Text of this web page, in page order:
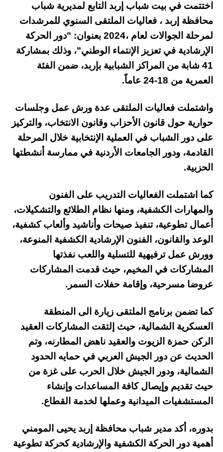
اختتمت في بيت شباب إربد التابع لمديرية شباب
محافظة إربد ، فعاليات الملتقى السنوي للمرشدات
لمرحلة الجوالات لعام ،2024 بعنوان: "دور الحركة
الإرشادية في تعزيز الإنتماء الوطني"، وذلك بمشاركة
41 شابة من المراكز الشبابية بإربد، ضمن الفئة
العمرية من 18-24 عاماً.
واشتملت فعاليات الملتقى عدة ورش عمل وجلسات
حوارية حول قانون الأحزاب وقانون الانتخاب، والتركيز
على دور الشباب في العملية الإنتخابية خلال المرحلة
القادمة، ودور الجامعات الأردنية في ممارسة أنشطتها
الحزبية.
كما اشتملت الفعاليات التدريب على الفنون
والمهارات الكشفية، ومنها نظام الطلائع والتشكيلات،
أعمال تطوعية، تنفيذ صيحات وأناشيد وألعاب كشفية،
الوعد والقانون، الفنون الإرشادية الكشفية المنوعة،
وورش عمل ترفيهية للتسلية واللعب نفذتها
المشاركات في المخيم، حيث قدمت المشاركات
عروضا مسرحية، وإقامة حفلات السمر.
كما تضمن برنامج الملتقى زيارة الى المنطقة
العسكرية الشمالية، حيث إلتقت المشاركات العقيد
الركن حمزة الزيوت والعقيد ناهض المطارنه، وتم
الحديث عن دور الجيش العربي في حمايه الحدود
الشمالية، ودور الجيش خلال الحرب على غزة من
حيث تقديم وإيصال كافة المساعدات وإنشاء
المستشفيات الميدانية وعملها لخدمة القطاع.
بدوره، أكد مدير شباب محافظة إربد يحيى المومني
أهمية دور الحركة الكشفية والإرشادية كحركة تطوعية